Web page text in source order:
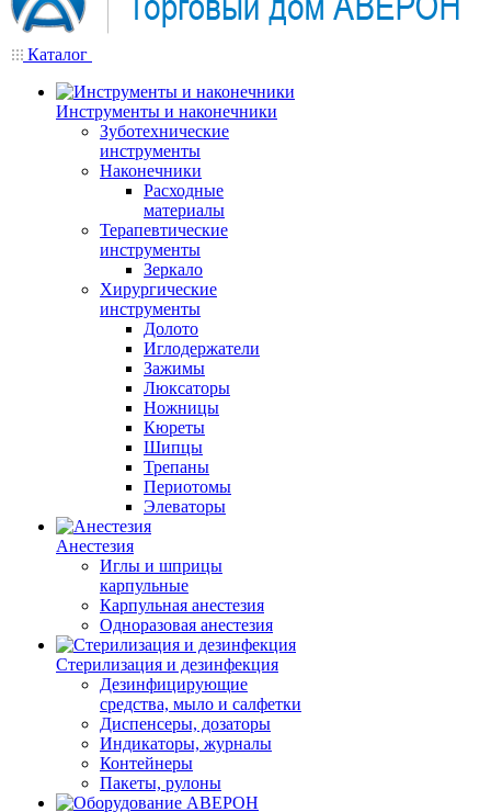
Каталог
Инструменты и наконечники
Зуботехнические
инструменты
Наконечники
Расходные
материалы
Терапевтические
инструменты
Зеркало
Хирургические
инструменты
Долото
Иглодержатели
Зажимы
Люксаторы
Ножницы
Кюреты
Шипцы
Трепаны
Периотомы
Элеваторы
Анестезия
Иглы и шприцы
карпульные
Карпульная анестезия
Одноразовая анестезия
Стерилизация и дезинфекция
Дезинфицирующие
средства, мыло и салфетки
Диспенсеры, дозаторы
Индикаторы, журналы
Контейнеры
Пакеты, рулоны